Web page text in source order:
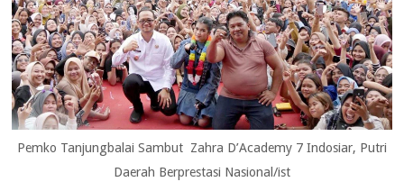
Pemko Tanjungbalai Sambut Zahra D’Academy 7 Indosiar, Putri
Daerah Berprestasi Nasional/ist